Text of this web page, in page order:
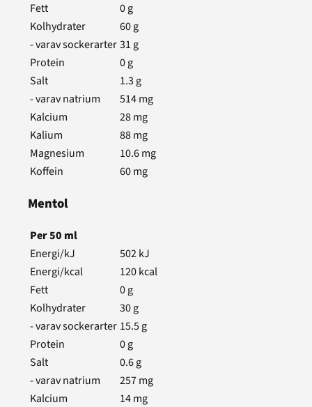
Fett
0g
Kolhydrater
60g
- varav sockerarter31 g
Protein
0g
Salt
1.3 g
- varav natrium
514mg
Kalcium
28mg
Kalium
88mg
Magnesium
10.6mg
Koffein
60mg
Mentol
Per50 ml
Energi/kJ
502kJ
Energi/kcal
120kcal
Fett
0g
Kolhydrater
30g
- varav sockerarter 15.5g
Protein
0g
Salt
0.6g
- varav natrium
257mg
Kalcium
14mg